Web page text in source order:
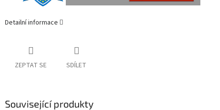
Detailní informace
ZEPTAT SE SDÍLET
Související produkty